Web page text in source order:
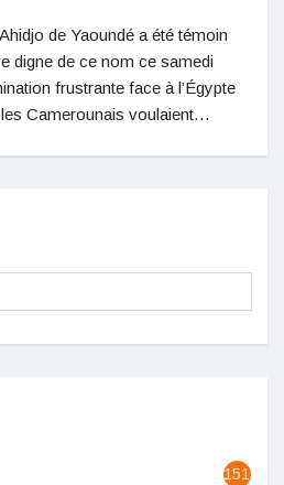
de Yaoundé a été témoin
digne de ce nom ce samedi
frustrante face à l’Égypte
Camerounais voulaient…
1513